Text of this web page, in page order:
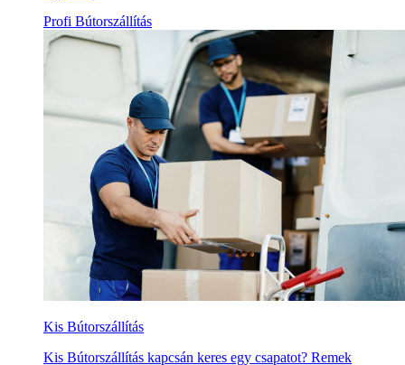
Profi Bútorszállítás
Kis Bútorszállítás
Kis Bútorszállítás kapcsán keres egy csapatot? Remek